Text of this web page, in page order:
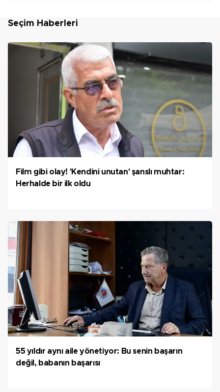
Seçim Haberleri
Film gibi olay! 'Kendini unutan' şanslı muhtar:
Herhalde bir ilk oldu
55 yıldır aynı aile yönetiyor: Bu senin başarın
değil, babanın başarısı